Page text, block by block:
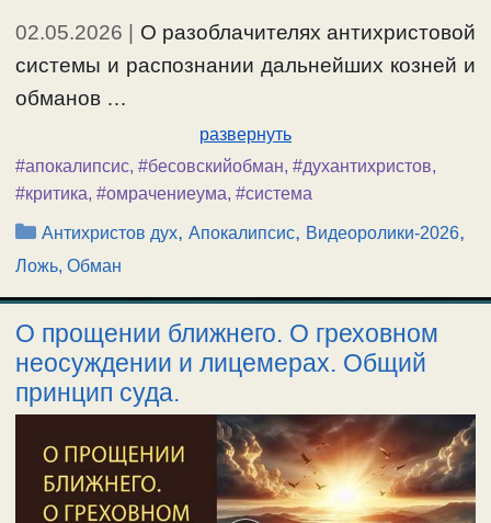
02.05.2026
О разоблачителях антихристовой
системы и распознании дальнейших козней и
обманов …
развернуть
#апокалипсис, #бесовскийобман, #духантихристов,
#критика, #омрачениеума, #система
Рубрики
Антихристов дух,Апокалипсис, Видеоролики-2026,
Ложь, Обман
О прощении ближнего. О греховном
неосуждении и лицемерах. Общий
принцип суда.